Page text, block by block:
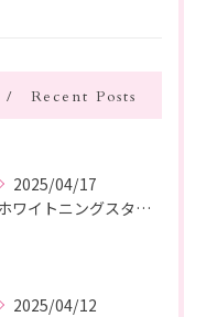
Recent Posts
2025/04/17
ホワイトニングスタッフ日記
2025/04/12